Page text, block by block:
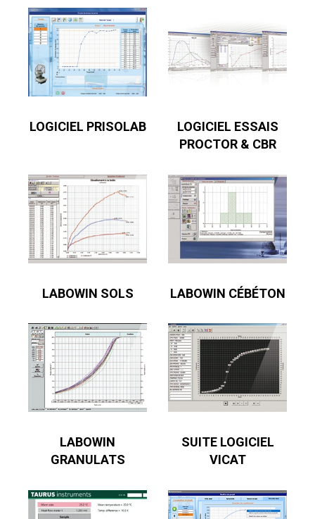
LOGICIEL PRISOLAB
LOGICIEL ESSAIS
PROCTOR & CBR
LABOWIN SOLS LABOWIN CÉBÉTON
LABOWIN
GRANULATS
SUITE LOGICIEL
VICAT